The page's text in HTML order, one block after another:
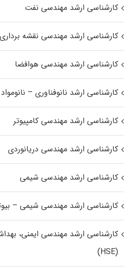
کارشناسی ارشد مهندسی نفت
کارشناسی ارشد مهندسی نقشه برداری
کارشناسی ارشد مهندسی هوافضا
کارشناسی ارشد نانوفناوری – نانومواد
کارشناسی ارشد مهندسی کامپیوتر
کارشناسی ارشد مهندسی دریانوردی
کارشناسی ارشد مهندسی شیمی
کارشناسی ارشد مهندسی شیمی –
کارشناسی ارشد مهندسی ایمنی،
(HSE)